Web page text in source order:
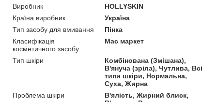
Виробник
HOLLYSKIN
Країна виробник
Україна
Тип засобу для вмивання
Пінка
Класифікація
косметичного засобу
Мас маркет
Тип шкіри
Комбінована (Змішана),
В'януча (зріла), Чутлива, Всі
типи шкіри, Нормальна,
Суха, Жирна
Проблема шкіри
В'ялість, Жирний блиск,